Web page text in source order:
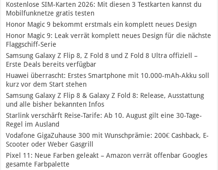
Kostenlose SIM-Karten 2026: Mit diesen 3 Testkarten kannst du
Mobilfunknetze gratis testen
Honor Magic 9 bekommt erstmals ein komplett neues Design
Honor Magic 9: Leak verrät komplett neues Design für die nächste
Flaggschiff-Serie
Samsung Galaxy Z Flip 8, Z Fold 8 und Z Fold 8 Ultra offiziell –
Erste Deals bereits verfügbar
Huawei überrascht: Erstes Smartphone mit 10.000-mAh-Akku soll
kurz vor dem Start stehen
Samsung Galaxy Z Flip 8 & Galaxy Z Fold 8: Release, Ausstattung
und alle bisher bekannten Infos
Starlink verschärft Reise-Tarife: Ab 10. August gilt eine 30-Tage-
Regel im Ausland
Vodafone GigaZuhause 300 mit Wunschprämie: 200€ Cashback, E-
Scooter oder Weber Gasgrill
Pixel 11: Neue Farben geleakt – Amazon verrät offenbar Googles
gesamte Farbpalette